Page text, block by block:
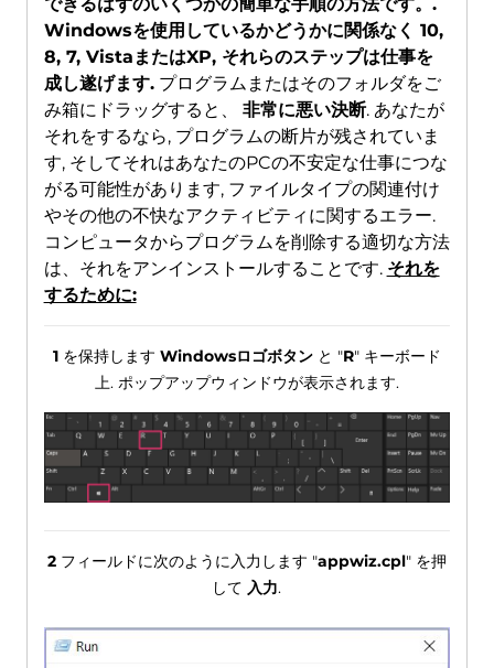
Windowsを使用しているかどうかに関係なく 10,
8, 7, VistaまたはXP, それらのステップは仕事を
成し遂げます.プログラムまたはそのフォルダをご
み箱にドラッグすると、 非常に悪い決断. あなたが
それをするなら, プログラムの断片が残されていま
す, そしてそれはあなたのPCの不安定な仕事につな
がる可能性があります, ファイルタイプの関連付け
やその他の不快なアクティビティに関するエラー.
コンピュータからプログラムを削除する適切な方法
は、それをアンインストールすることです. それを
するために:
1を保持します Windowsロゴボタンと "R" キーボード
上. ポップアップウィンドウが表示されます.
2フィールドに次のように入力します "appwiz.cpl" を押
して 入力.